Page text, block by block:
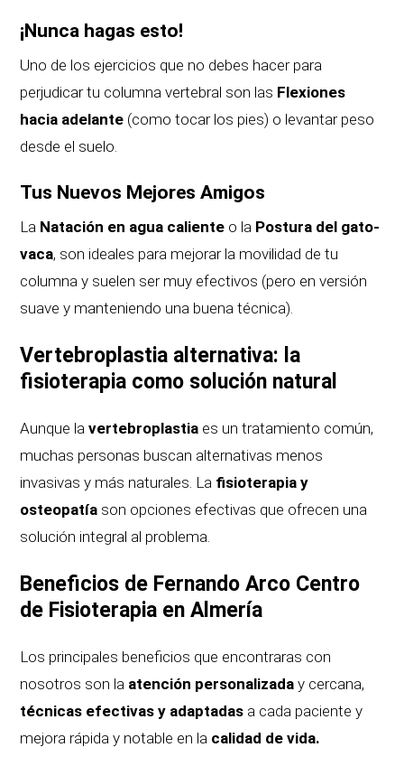
¡Nunca hagas esto!
Uno de los ejercicios que no debes hacer para
perjudicar tu columna vertebral son las Flexiones
hacia adelante (como tocar los pies) o levantar peso
desde el suelo.
Tus Nuevos Mejores Amigos
La Natación en agua caliente o la Postura del gato-
vaca, son ideales para mejorar la movilidad de tu
columna y suelen ser muy efectivos (pero en versión
suave y manteniendo una buena técnica).
Vertebroplastia alternativa: la
fisioterapia como solución natural
Aunque lavertebroplastia es un tratamiento común,
muchas personas buscan alternativas menos
invasivas y más naturales. La fisioterapia y
osteopatía son opciones efectivas que ofrecen una
solución integral al problema.
Beneficios de Fernando Arco Centro
de Fisioterapia en Almería
Los principales beneficios que encontraras con
nosotros son la atención personalizada y cercana,
técnicas efectivas y adaptadas a cada paciente y
mejora rápida y notable en la calidad de vida.